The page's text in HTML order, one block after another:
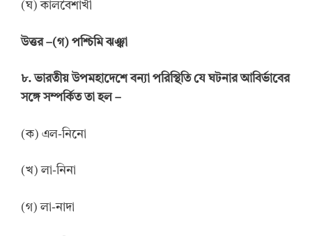
(ঘ) কালবৈশাখী
উত্তর–(গ) পশ্চিমি ঝঞ্ঝা
৮. ভারতীয় উপমহাদেশে বন্যা পরিস্থিতি যে ঘটনার আবির্ভাবের
সঙ্গে সম্পর্কিত তা হল –
(ক) এল-নিনো
(খ) লা-নিনা
(গ) লা-নাদা